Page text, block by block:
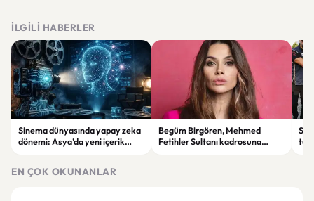
İLGILI HABERLER
Sinema dünyasında yapay zeka
dönemi: Asya’da yeni içerik
Begüm Birgören, Mehmed
Fetihler Sultanı kadrosuna
EN ÇOK OKUNANLAR